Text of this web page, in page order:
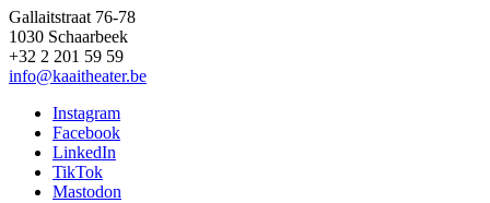
Gallaitstraat 76-78
1030 Schaarbeek
+32 2 201 59 59
info@kaaitheater.be
Instagram
Facebook
LinkedIn
TikTok
Mastodon